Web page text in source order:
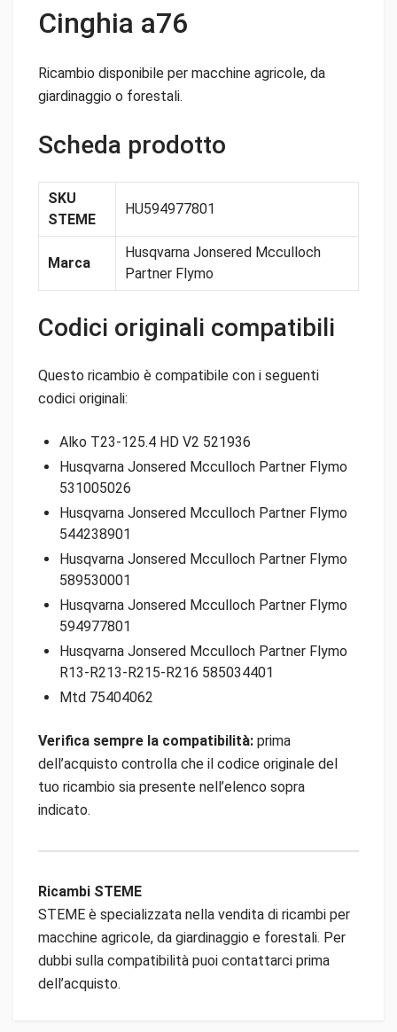
Cinghia a76
Ricambio disponibile per macchine agricole, da
giardinaggio o forestali.
Scheda prodotto
SKU
STEME
HU594977801
Marca
Husqvarna Jonsered Mcculloch
Partner Flymo
Codici originali compatibili
Questo ricambio è compatibile con i seguenti
codici originali:
Alko T23-125.4 HD V2 521936
Husqvarna Jonsered Mcculloch Partner Flymo
531005026
Husqvarna Jonsered Mcculloch Partner Flymo
544238901
Husqvarna Jonsered Mcculloch Partner Flymo
589530001
Husqvarna Jonsered Mcculloch Partner Flymo
594977801
Husqvarna Jonsered Mcculloch Partner Flymo
R13-R213-R215-R216 585034401
Mtd 75404062
Verifica sempre la compatibilità: prima
dell’acquisto controlla che il codice originale del
tuo ricambio sia presente nell’elenco sopra
indicato.
Ricambi STEME
STEME è specializzata nella vendita di ricambi per
macchine agricole, da giardinaggio e forestali. Per
dubbi sulla compatibilità puoi contattarci prima
dell’acquisto.